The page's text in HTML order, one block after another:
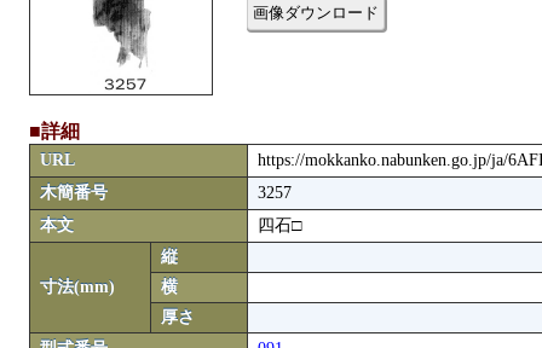
画像ダウンロード
■詳細
URL
https://mokkanko.nabunken.go.jp/ja/
木簡番号
3257
本文
四石□
寸法(mm)
縦
横
厚さ